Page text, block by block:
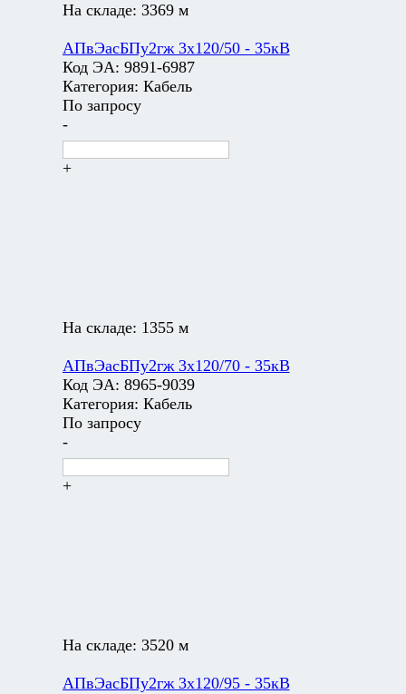
На складе: 3369 м
АПвЭасБПу2гж 3х120/50 - 35кВ
Код ЭА: 9891-6987
Категория: Кабель
По запросу
-
+
На складе: 1355 м
АПвЭасБПу2гж 3х120/70 - 35кВ
Код ЭА: 8965-9039
Категория: Кабель
По запросу
-
+
На складе: 3520 м
АПвЭасБПу2гж 3х120/95 - 35кВ